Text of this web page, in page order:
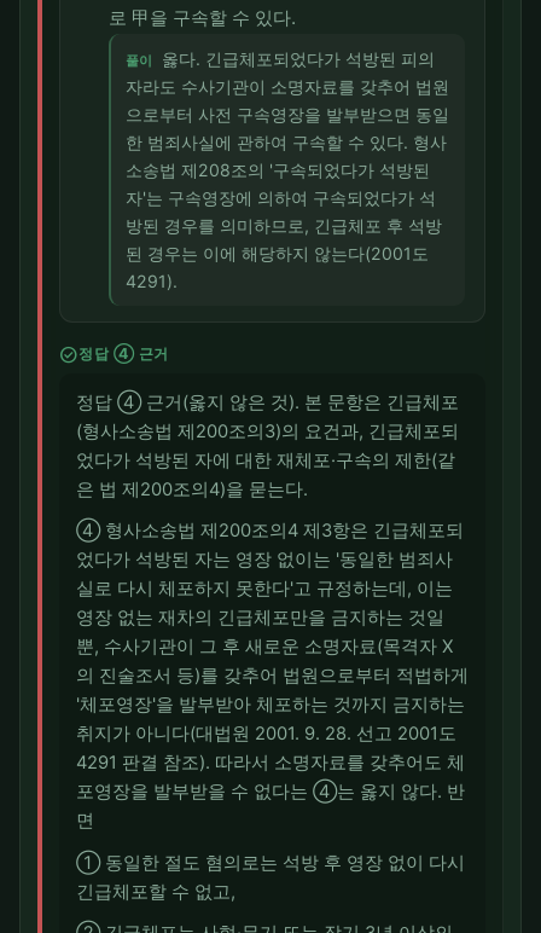
로 甲을 구속할 수 있다.
풀이
옳다. 긴급체포되었다가 석방된 피의
자라도 수사기관이 소명자료를 갖추어 법원
으로부터 사전 구속영장을 발부받으면 동일
한 범죄사실에 관하여 구속할 수 있다. 형사
소송법 제208조의 '구속되었다가 석방된
자'는 구속영장에 의하여 구속되었다가 석
방된 경우를 의미하므로, 긴급체포 후 석방
된 경우는 이에 해당하지 않는다(2001도
4291).
check_circle정답 ④ 근거
정답 ④ 근거(옳지 않은 것). 본 문항은 긴급체포
(형사소송법 제200조의3)의 요건과, 긴급체포되
었다가 석방된 자에 대한 재체포·구속의 제한(같
은 법 제200조의4)을 묻는다.
④ 형사소송법 제200조의4 제3항은 긴급체포되
었다가 석방된 자는 영장 없이는 '동일한 범죄사
실로 다시 체포하지 못한다'고 규정하는데, 이는
영장 없는 재차의 긴급체포만을 금지하는 것일
뿐, 수사기관이 그 후 새로운 소명자료(목격자 X
의 진술조서 등)를 갖추어 법원으로부터 적법하게
'체포영장'을 발부받아 체포하는 것까지 금지하는
취지가 아니다(대법원 2001. 9. 28. 선고 2001도
4291 판결 참조). 따라서 소명자료를 갖추어도 체
포영장을 발부받을 수 없다는 ④는 옳지 않다. 반
면
① 동일한 절도 혐의로는 석방 후 영장 없이 다시
긴급체포할 수 없고,